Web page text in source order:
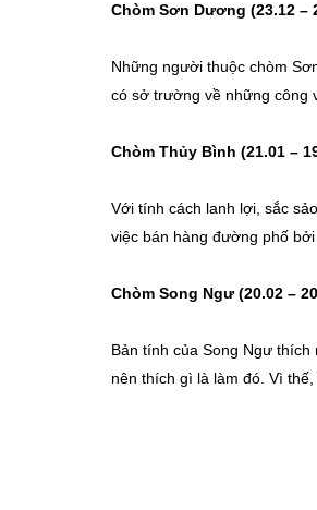
Chòm Sơn Dương (23.12 –
Những người thuộc chòm
có sở trường về những công
Chòm Thủy Bình (21.01 –
Với tính cách lanh lợi, sắc
việc bán hàng đường phố
Chòm Song Ngư (20.02 –
Bản tính của Song Ngư
nên thích gì là làm đó. Vì